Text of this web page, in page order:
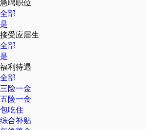
急聘职位
全部
是
接受应届生
全部
是
福利待遇
全部
三险一金
五险一金
包吃住
综合补贴